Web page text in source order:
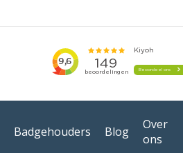
Badgehouders Blog
Over
ons